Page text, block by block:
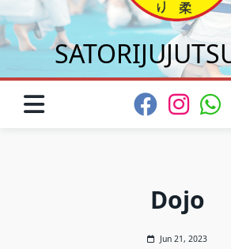
Dojo
Jun 21, 2023